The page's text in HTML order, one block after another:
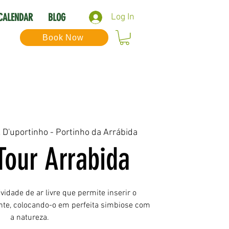
Log In
BLOG
Book Now
D'uportinho - Portinho da Arrábida
Arrabida
de ar livre que permite inserir o
colocando-o em perfeita simbiose com
a natureza.